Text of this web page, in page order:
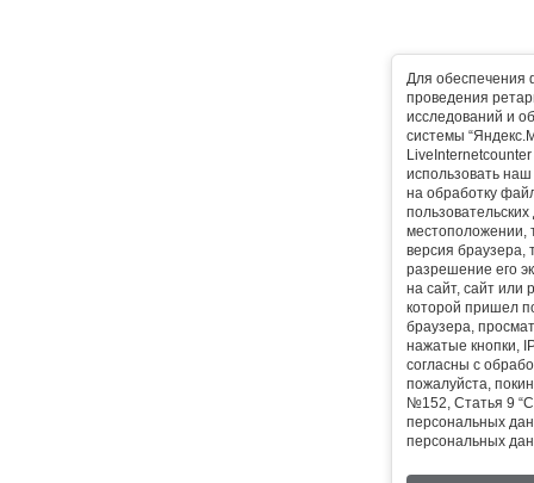
Для обеспечения
проведения
исследований и
системы
использовать
на обработку
местоположении,
версия браузера,
разрешение его
на сайт, сайт или
которой пришел
браузера,
нажатые кнопки,
согласны с
пожалуйста,
№152, Статья 9
персональных
персональных